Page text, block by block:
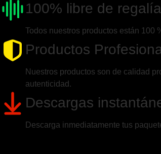
100% libre de
Todos nuestros productos están 100
Productos
Nuestros productos son de calidad
autenticidad.
Descargas
Descarga inmediatamente tus